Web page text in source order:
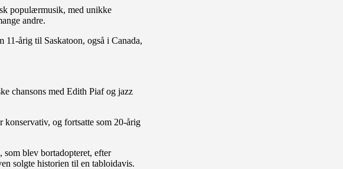
populærmusik, med unikke
andre.
årig til Saskatoon, også i Canada,
chansons med Edith Piaf og jazz
og fortsatte som 20-årig
blev bortadopteret, efter
solgte historien til en tabloidavis.